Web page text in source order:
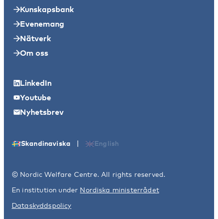
Kunskapsbank
Evenemang
Nätverk
Om oss
LinkedIn
Youtube
Nyhetsbrev
© Nordic Welfare Centre. All rights reserved.
En institution under Nordiska ministerrådet
Dataskyddspolicy
Skandinaviska | English